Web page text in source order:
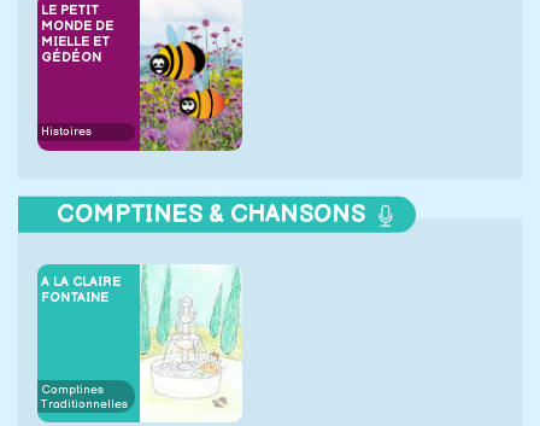
LE PETIT
MONDE DE
MIELLE ET
GÉDÉON
Histoires
COMPTINES & CHANSONS
A LA CLAIRE
FONTAINE
Comptines
Traditionnelles